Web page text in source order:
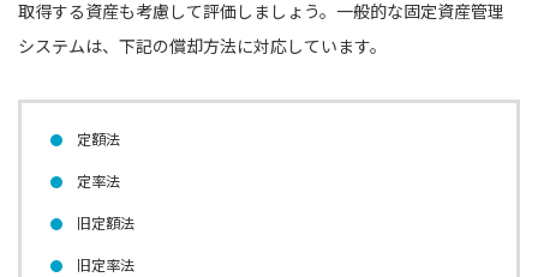
取得する資産も考慮して評価しましょう。一般的な固定資産管理
システムは、下記の償却方法に対応しています。
定額法
定率法
旧定額法
旧定率法